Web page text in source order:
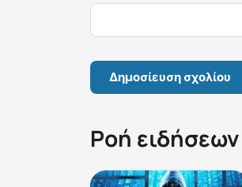
Ροή ειδήσεων